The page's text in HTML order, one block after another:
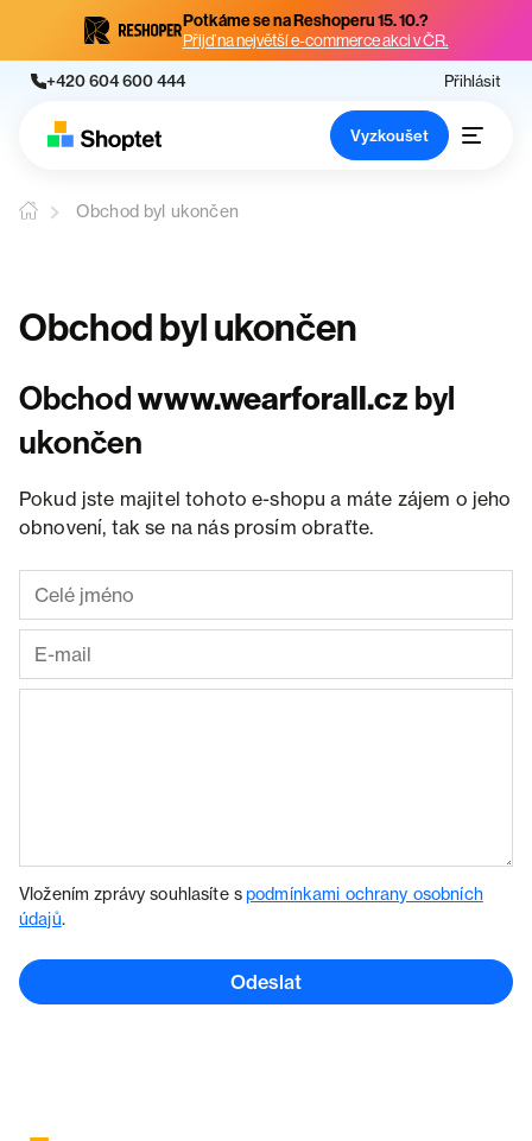
Potkáme se na Reshoperu 15. 10.?
Přijď na největší e-commerce akci v ČR.
+420 604 600 444 Přihlásit
Vyzkoušet
Obchod byl ukončen
Obchod byl ukončen
Obchodwww.wearforall.cz byl
ukončen
Pokud jste majitel tohoto e-shopu a máte zájem o jeho
obnovení, tak se na nás prosím obraťte.
Vložením zprávy souhlasíte spodmínkami ochrany osobních
údajů.
Odeslat